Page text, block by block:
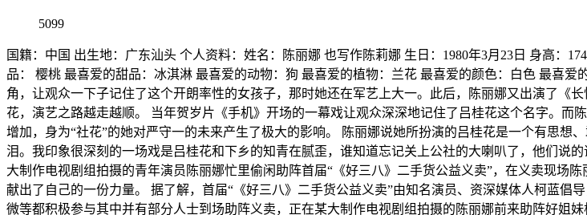
5099
国籍：中国 出生地：广东汕头 个人资料：姓名：陈丽娜 也写作陈莉娜 生日：1980年3月23日 身高：
品： 樱桃 最喜爱的甜品：冰淇淋 最喜爱的动物：狗 最喜爱的植物：兰花 最喜爱的颜色：白色 最喜
角，让观众一下子记住了这个开朗率性的女孩子，那时她还在军艺上大一。此后，陈丽娜又出演了《
花，演艺之路越走越顺。 当年贺岁片《手机》开场的一幕戏让观众深深地记住了吕桂花这个名字。
增加，身为“社花”的她对严守一的未来产生了极大的影响。 陈丽娜说她所扮演的吕桂花是一个有思
泪。我印象很深刻的一场戏是吕桂花和下乡的知青在腻歪，谁知道忘记关上公社的大喇叭了，他们说
大制作电视剧组拍摄的青年演员陈丽娜忙里偷闲助阵首届“《好三八》二手货公益义卖”，在义卖现场
献出了自己的一份力量。 据了解，首届“《好三八》二手货公益义卖”由知名演员、资深媒体人柯蓝
微等都积极参与其中并有部分人士到场助阵义卖，正在某大制作电视剧组拍摄的陈丽娜前来助阵好姐